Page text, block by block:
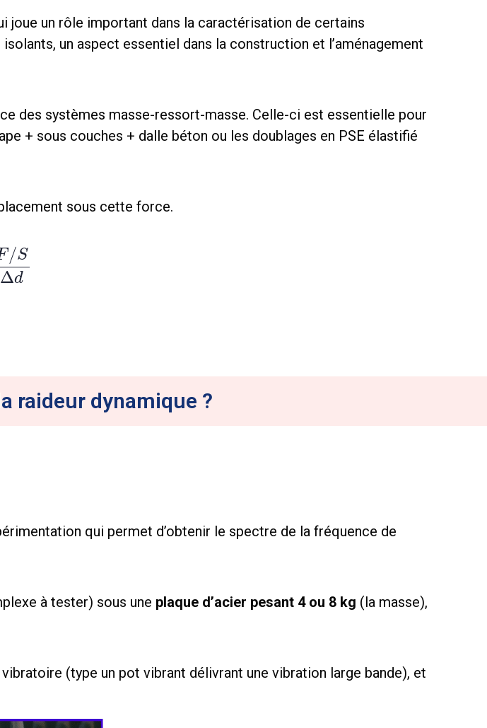
joue un rôle important dans la caractérisation de certains
un aspect essentiel dans la construction et l’aménagement
des systèmes masse-ressort-masse. Celle-ci est essentielle pour
+ sous couches + dalle béton ou les doublages en PSE élastifié
sous cette force.
/S
Δd
raideur dynamique ?
qui permet d’obtenir le spectre de la fréquence de
à tester) sous une plaque d’acier pesant 4 ou 8 kg (la masse),
(type un pot vibrant délivrant une vibration large bande), et